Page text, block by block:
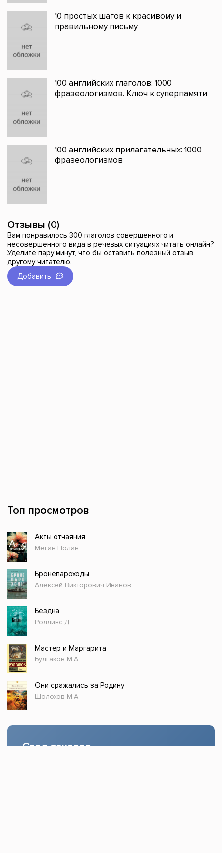
10 простых шагов к красивому и
правильному письму
100 английских глаголов: 1000
фразеологизмов. Ключ к суперпамяти
100 английских прилагательных: 1000
фразеологизмов
Отзывы (0)
Вам понравилось 300 глаголов совершенного и
несовершенного вида в речевых ситуациях читать онлайн?
Уделите пару минут, что бы оставить полезный отзыв
другому читателю.
Добавить
Топ просмотров
Акты отчаяния
Меган Нолан
Бронепароходы
Алексей Викторович Иванов
Бездна
Роллинс Д.
Мастер и Маргарита
Булгаков М.А.
Они сражались за Родину
Шолохов М.А.
Стол заказов